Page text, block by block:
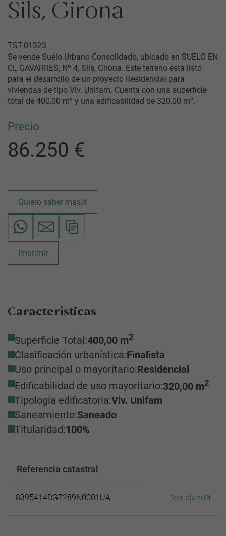
Sils, Girona
TST-01323
Se vende Suelo Urbano Consolidado, ubicado en SUELO EN
CL GAVARRES, Nº 4, Sils, Girona. Este terreno está listo
para el desarrollo de un proyecto Residencial para
viviendas de tipo Viv. Unifam. Cuenta con una superficie
total de 400,00 m² y una edificabilidad de 320,00 m².
Precio
86.250 €
Quiero saber más
Imprimir
Características
Superficie Total:400,00 m2
Clasificación urbanística:Finalista
Uso principal o mayoritario:Residencial
Edificabilidad de uso mayoritario:320,00 m2
Tipología edificatoria:Viv. Unifam
Saneamiento:Saneado
Titularidad:100%
Referencia catastral
8395414DG7289N0001UA Ver plano